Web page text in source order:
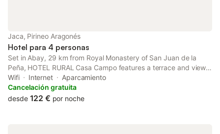
Jaca, Pirineo Aragonés
Hotel para 4 personas
Set in Abay, 29 km from Royal Monastery of San Juan de la
Peña, HOTEL RURAL Casa Campo features a terrace and views
of the mountain. Featuring a shared lounge, the 1-star hotel has
air-conditioned rooms with free WiFi, each with a private
bathroom.
Wifi Internet
Aparcamiento
Cancelación gratuita
desde 122 € por noche